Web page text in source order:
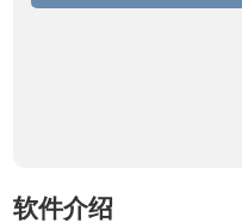
软件介绍